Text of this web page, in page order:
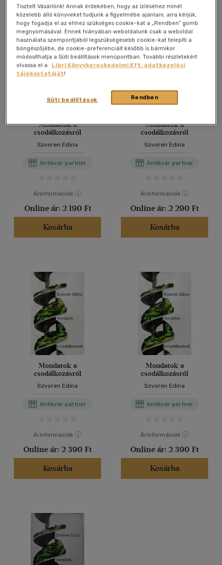
Antikvár könyv (5db)
Mondatok a
csodálkozásról
Szvoren Edina
Antikvár partner
Árinformációk
Online ár: 2 190 Ft
Kosárba
Mondatok a
csodálkozásról
Szvoren Edina
Antikvár partner
Árinformációk
Online ár: 2 290 Ft
Kosárba
Mondatok a
csodálkozásról
Szvoren Edina
Antikvár partner
Árinformációk
Online ár: 2 390 Ft
Kosárba
Mondatok a
csodálkozásról
Szvoren Edina
Antikvár partner
Árinformációk
Online ár: 2 390 Ft
Kosárba
Tisztelt Vásárlónk! Annak érdekében, hogy az ízléséhez minél
közelebb álló könyveket tudjunk a figyelmébe ajánlani, arra kérjük,
hogy fogadja el az ehhez szükséges cookie-kat a „Rendben” gomb
megnyomásával. Ennek hiányában weboldalunk csak a weboldal
használata szempontjából legszükségesebb cookie-kat telepíti a
böngészőjébe, de cookie-preferenciáit később is bármikor
módosíthatja a Süti beállítások menüpontban. További részletekért
olvassa el a
Libri Könyvkereskedelmi Kft. adatkezelési
tájékoztatóját!
Rendben
Süti beállítások